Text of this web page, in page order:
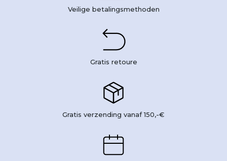
Veilige betalingsmethoden
Gratis retoure
Gratis verzending vanaf 150,-€